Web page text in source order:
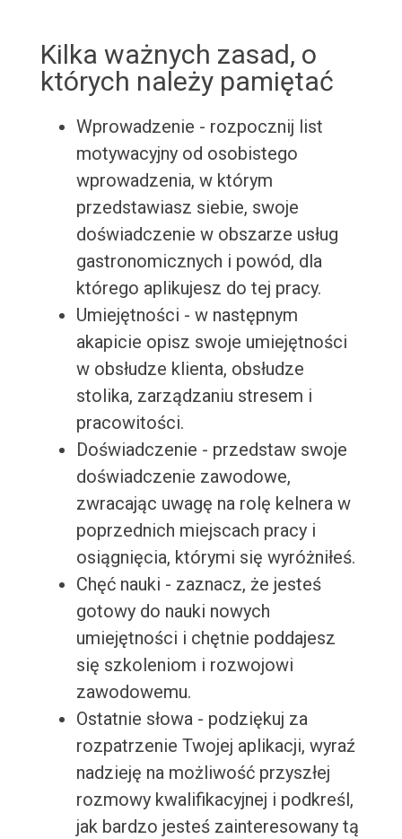
Kilka ważnych zasad, o
których należy pamiętać
Wprowadzenie - rozpocznij list
motywacyjny od osobistego
wprowadzenia, w którym
przedstawiasz siebie, swoje
doświadczenie w obszarze usług
gastronomicznych i powód, dla
którego aplikujesz do tej pracy.
Umiejętności - w następnym
akapicie opisz swoje umiejętności
w obsłudze klienta, obsłudze
stolika, zarządzaniu stresem i
pracowitości.
Doświadczenie - przedstaw swoje
doświadczenie zawodowe,
zwracając uwagę na rolę kelnera w
poprzednich miejscach pracy i
osiągnięcia, którymi się wyróżniłeś.
Chęć nauki - zaznacz, że jesteś
gotowy do nauki nowych
umiejętności i chętnie poddajesz
się szkoleniom i rozwojowi
zawodowemu.
Ostatnie słowa - podziękuj za
rozpatrzenie Twojej aplikacji, wyraź
nadzieję na możliwość przyszłej
rozmowy kwalifikacyjnej i podkreśl,
jak bardzo jesteś zainteresowany tą